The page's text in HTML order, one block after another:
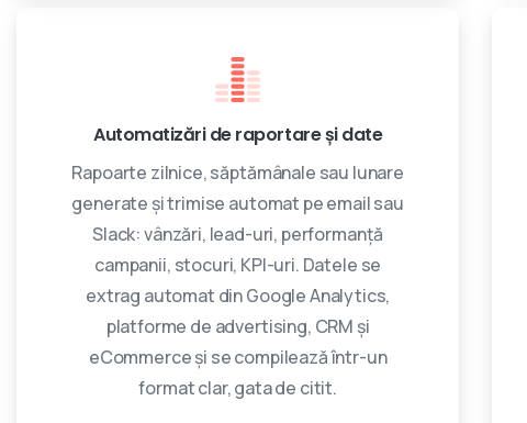
Automatizări de raportare și date
Rapoarte zilnice, săptămânale sau lunare
generate și trimise automat pe email sau
Slack: vânzări, lead-uri, performanță
campanii, stocuri, KPI-uri. Datele se
extrag automat din Google Analytics,
platforme de advertising, CRM și
eCommerce și se compilează într-un
format clar, gata de citit.